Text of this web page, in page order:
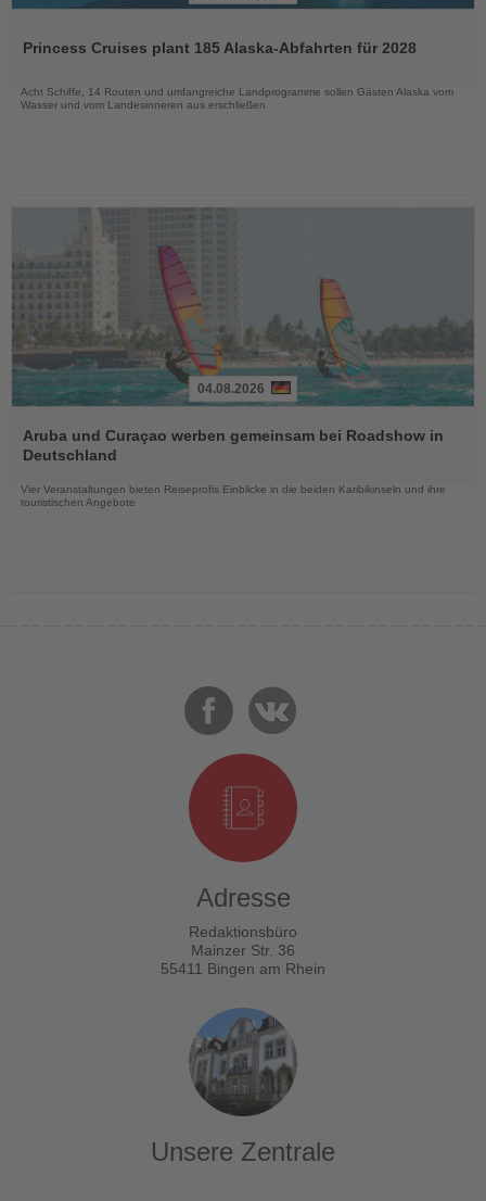
diePrincess Cruises plant 185 Alaska-Abfahrten für 2028
Acht Schiffe, 14 Routen und umfangreiche Landprogramme sollen Gästen Alaska vom
Wasser und vom Landesinneren aus erschließen
Sie
die
04.08.2026
Aruba und Curaçao werben gemeinsam bei Roadshow in
Deutschland
Vier Veranstaltungen bieten Reiseprofis Einblicke in die beiden Karibikinseln und ihre
touristischen Angebote
Adresse
Redaktionsbüro
Mainzer Str. 36
55411 Bingen am Rhein
Unsere Zentrale